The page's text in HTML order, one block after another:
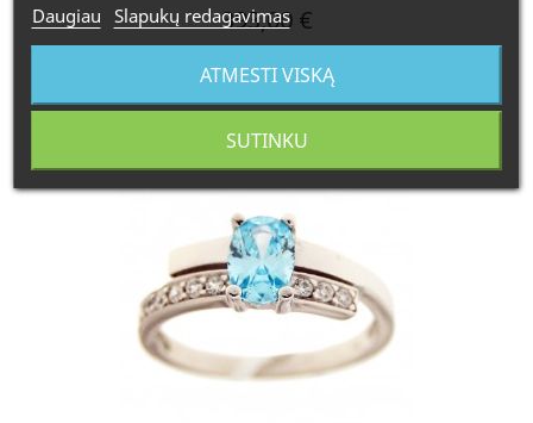
393,00 €
Daugiau Slapukų redagavimas
ATMESTI VISKĄ
SUTINKU